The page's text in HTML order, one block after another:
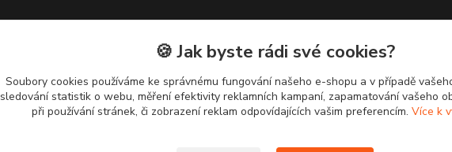
🍪 Jak byste rádi své cookies?
Soubory cookies používáme ke správnému fungování našeho e-shopu a v případě
sledování statistik o webu, měření efektivity reklamních kampaní, zapamatování vašeho
při používání stránek, či zobrazení reklam odpovídajících vašim preferencím. Více k